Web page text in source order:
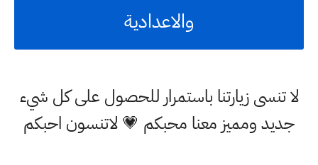
والاعدادية
لا تنسى زيارتنا باستمرار للحصول على كل شيء
جديد ومميز معنا محبكم 💗 لاتنسون احبكم